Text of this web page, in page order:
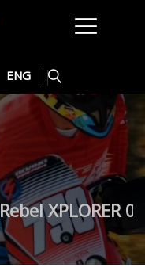
ENG
Rebel XPLORER